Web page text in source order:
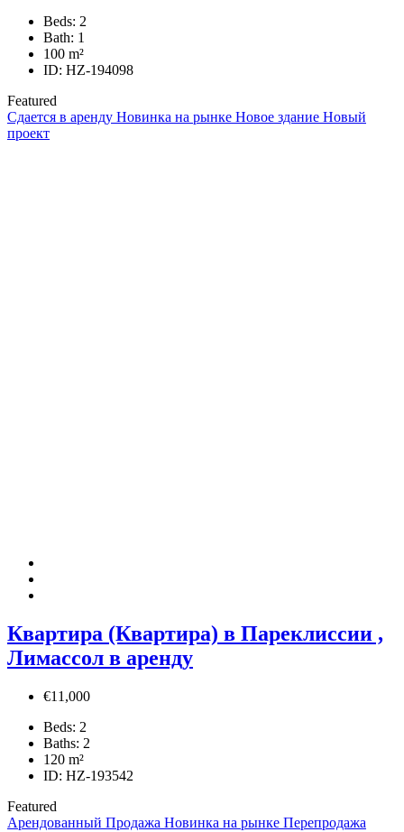
Beds: 2
Bath: 1
100 m²
ID: HZ-194098
Featured
Сдается в аренду Новинка на рынке Новое здание Новый
проект
Квартира (Квартира) в Пареклиссии ,
Лимассол в аренду
€11,000
Beds: 2
Baths: 2
120 m²
ID: HZ-193542
Featured
Арендованный Продажа Новинка на рынке Перепродажа